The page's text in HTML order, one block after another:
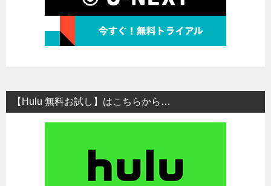
【Hulu 無料お試し】はこちらから…